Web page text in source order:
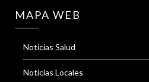
MAPA WEB
Noticias Salud
Noticias Locales